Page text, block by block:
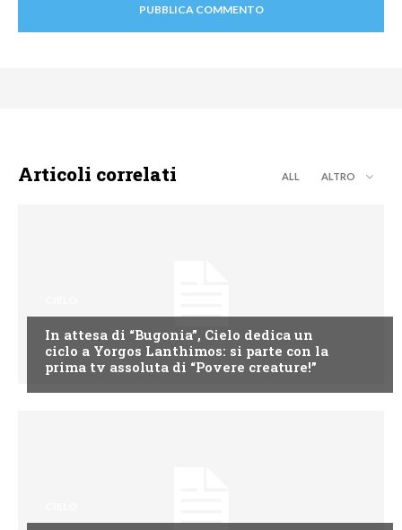
Articoli correlati ALL ALTRO
In attesa di “Bugonia”, Cielo dedica un
ciclo a Yorgos Lanthimos: si parte con la
prima tv assoluta di “Povere creature!”